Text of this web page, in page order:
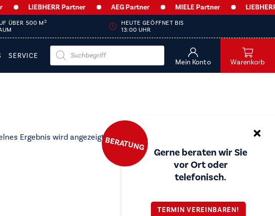
LIEBHERR Partner AEG Partner MIELE Partner LIEBHERR
ÜBER 500 M2
HEUTE GEÖFFNET BIS
13:00 UHR
SERVICE
Products
search
Mein Konto Warenkorb
BERATUNG
Gerne beraten wir Sie
vor Ort oder
telefonisch.
TERMIN VEREINBAREN!
Ergebnis wird angezeigt